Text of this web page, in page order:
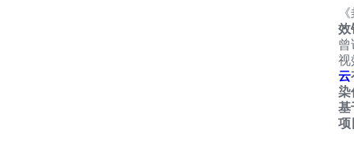
效
曾
视
云
染
基
项